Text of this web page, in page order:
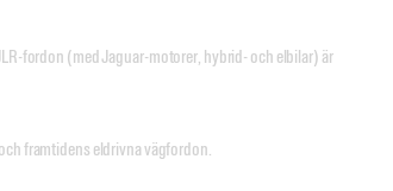
fordon (med Jaguar-motorer, hybrid- och elbilar) är
framtidens eldrivna vägfordon.